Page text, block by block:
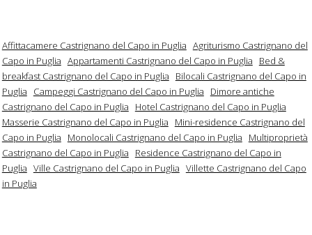
Affittacamere Castrignano del Capo in Puglia Agriturismo Castrignano del
Capo in Puglia Appartamenti Castrignano del Capo in Puglia
Bed &
breakfast Castrignano del Capo in Puglia
Bilocali Castrignano del Capo in
Puglia
Campeggi Castrignano del Capo in Puglia
Dimore antiche
Castrignano del Capo in Puglia
Hotel Castrignano del Capo in Puglia
Masserie Castrignano del Capo in Puglia
Mini-residence Castrignano del
Capo in Puglia
Monolocali Castrignano del Capo in Puglia
Multiproprietà
Castrignano del Capo in Puglia
Residence Castrignano del Capo in
Puglia Ville Castrignano del Capo in Puglia Villette Castrignano del Capo
in Puglia